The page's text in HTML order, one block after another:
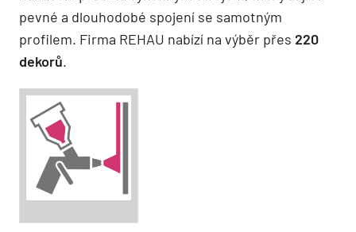
pevné a dlouhodobé spojení se samotným
profilem. Firma REHAU nabízí na výběr přes 220
dekorů.